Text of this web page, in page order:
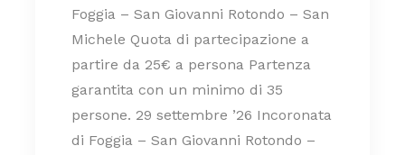
Foggia – San Giovanni Rotondo – San
Michele Quota di partecipazione a
partire da 25€ a persona Partenza
garantita con un minimo di 35
persone. 29 settembre ’26 Incoronata
di Foggia – San Giovanni Rotondo –